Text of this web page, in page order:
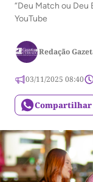
“Deu Match ou Deu
YouTube
Redação
03/11/2025 08:40
Compartilhar